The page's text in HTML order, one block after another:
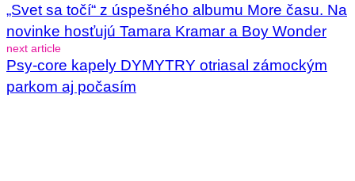
„Svet sa točí“ z úspešného albumu More času. Na
novinke hosťujú Tamara Kramar a Boy Wonder
next article
Psy-core kapely DYMYTRY otriasal zámockým
parkom aj počasím